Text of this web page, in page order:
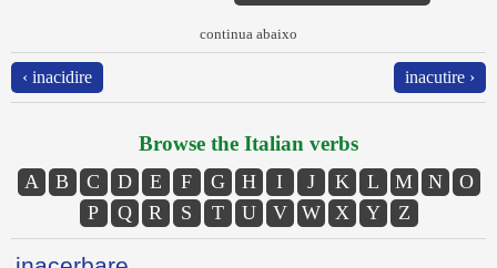
continua abaixo
‹ inacidire inacutire ›
Browse the Italian verbs
A B C D E F G H I J K L M N
O
P
Q R S T U V W X Y Z